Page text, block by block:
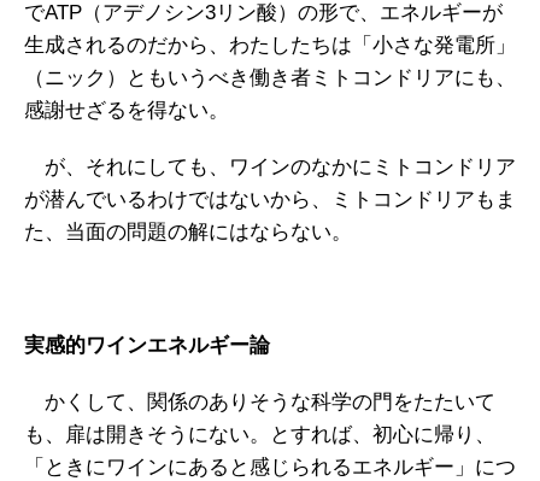
でATP（アデノシン3リン酸）の形で、エネルギーが
生成されるのだから、わたしたちは「小さな発電所」
（ニック）ともいうべき働き者ミトコンドリアにも、
感謝せざるを得ない。
が、それにしても、ワインのなかにミトコンドリア
が潜んでいるわけではないから、ミトコンドリアもま
た、当面の問題の解にはならない。
実感的ワインエネルギー論
かくして、関係のありそうな科学の門をたたいて
も、扉は開きそうにない。とすれば、初心に帰り、
「ときにワインにあると感じられるエネルギー」につ